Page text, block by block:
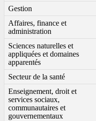
Gestion
Affaires, finance et
administration
Sciences naturelles et
appliquées et domaines
apparentés
Secteur de la santé
Enseignement, droit et
services sociaux,
communautaires et
gouvernementaux